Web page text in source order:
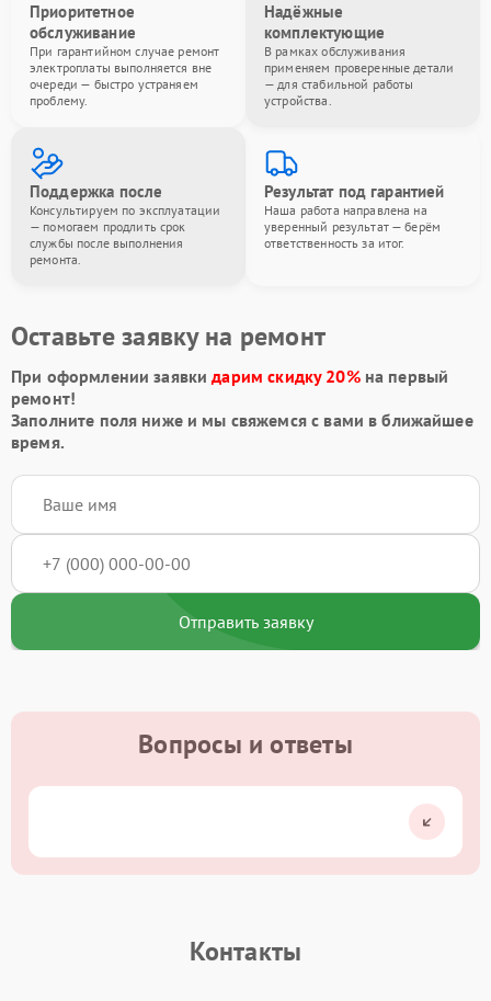
Приоритетное
обслуживание
При гарантийном случае ремонт
электроплаты выполняется вне
очереди — быстро устраняем
проблему.
Надёжные
комплектующие
В рамках обслуживания
применяем проверенные детали
— для стабильной работы
устройства.
Поддержка после
Консультируем по эксплуатации
— помогаем продлить срок
службы после выполнения
ремонта.
Результат под гарантией
Наша работа направлена на
уверенный результат — берём
ответственность за итог.
Оставьте заявку на ремонт
При оформлении заявкидарим скидку 20%на первый
ремонт!
Заполните поля ниже и мы свяжемся с вами в ближайшее
время.
Отправить заявку
Вопросы и ответы
Контакты